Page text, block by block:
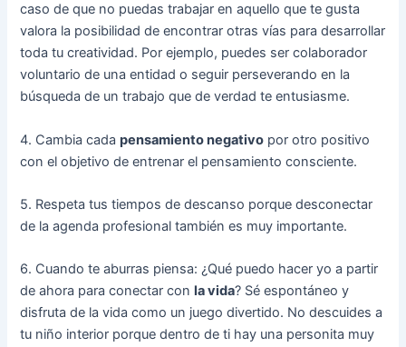
caso de que no puedas trabajar en aquello que te gusta
valora la posibilidad de encontrar otras vías para desarrollar
toda tu creatividad. Por ejemplo, puedes ser colaborador
voluntario de una entidad o seguir perseverando en la
búsqueda de un trabajo que de verdad te entusiasme.
4. Cambia cadapensamiento negativo por otro positivo
con el objetivo de entrenar el pensamiento consciente.
5. Respeta tus tiempos de descanso porque desconectar
de la agenda profesional también es muy importante.
6. Cuando te aburras piensa: ¿Qué puedo hacer yo a partir
de ahora para conectar con la vida? Sé espontáneo y
disfruta de la vida como un juego divertido. No descuides a
tu niño interior porque dentro de ti hay una personita muy